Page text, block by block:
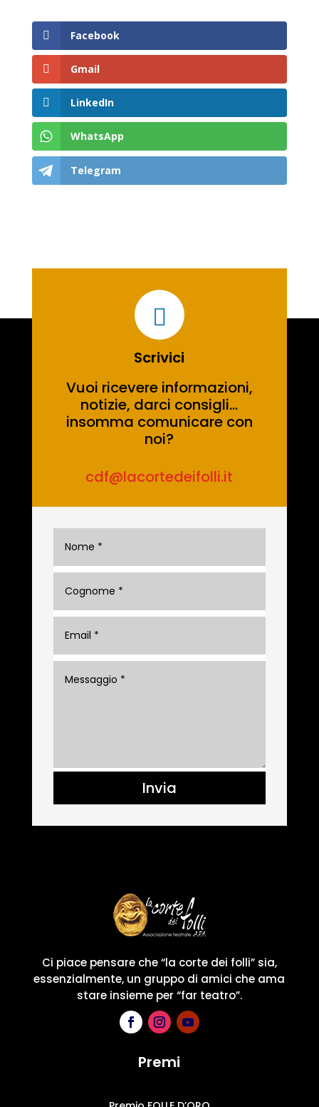
Facebook
Gmail
LinkedIn
WhatsApp
Telegram

Scrivici
Vuoi ricevere informazioni,
notizie, darci consigli…
insomma comunicare con
noi?
cdf@lacortedeifolli.it
Invia
Ci piace pensare che “la corte dei folli” sia,
essenzialmente, un gruppo di amici che ama
stare insieme per “far teatro”.
Premi